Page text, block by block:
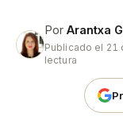
Por Arantxa
Publicado el 21
lectura